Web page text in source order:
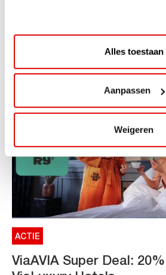
Alles toestaan
Aanpassen
Weigeren
AVIA VOLT en Fletcher Hotels
ACTIE
ViaAVIA Super Deal: